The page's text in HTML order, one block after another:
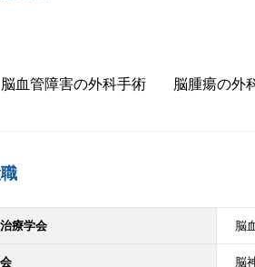
脳血管障害の外科手術 脳腫瘍の外
療学会 脳
脳